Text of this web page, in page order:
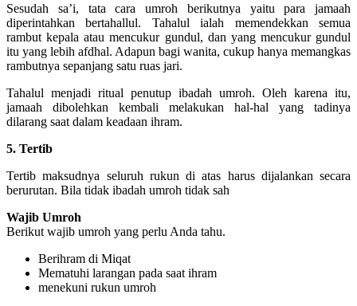
Sesudah sa’i, tata cara umroh berikutnya yaitu para jamaah
diperintahkan bertahallul. Tahalul ialah memendekkan semua
rambut kepala atau mencukur gundul, dan yang mencukur gundul
itu yang lebih afdhal. Adapun bagi wanita, cukup hanya memangkas
rambutnya sepanjang satu ruas jari.
Tahalul menjadi ritual penutup ibadah umroh. Oleh karena itu,
jamaah dibolehkan kembali melakukan hal-hal yang tadinya
dilarang saat dalam keadaan ihram.
5. Tertib
Tertib maksudnya seluruh rukun di atas harus dijalankan secara
berurutan. Bila tidak ibadah umroh tidak sah
Wajib Umroh
Berikut wajib umroh yang perlu Anda tahu.
Berihram di Miqat
Mematuhi larangan pada saat ihram
menekuni rukun umroh